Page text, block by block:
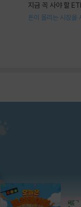
지금 꼭 사야 할
돈이 몰리는 시장을